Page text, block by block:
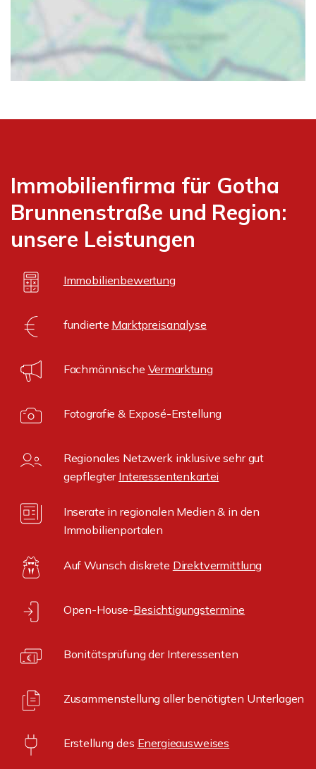
Immobilienfirma für Gotha
Brunnenstraße und Region:
unsere Leistungen
Immobilienbewertung
fundierte Marktpreisanalyse
Fachmännische Vermarktung
Fotografie & Exposé-Erstellung
Regionales Netzwerk inklusive sehr gut
gepflegter Interessentenkartei
Inserate in regionalen Medien & in den
Immobilienportalen
Auf Wunsch diskrete Direktvermittlung
Open-House-Besichtigungstermine
Bonitätsprüfung der Interessenten
Zusammenstellung aller benötigten Unterlagen
Erstellung des Energieausweises